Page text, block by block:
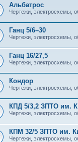
Альбатрос
Чертежи, электросхемы,
Ганц 5/6–30
Чертежи, электросхемы,
Ганц 16/27,5
Чертежи, электросхемы,
Кондор
Чертежи, электросхемы,
КПД 5/3,2 ЗПТО им.
Чертежи, электросхемы,
КПМ 32/5 ЗПТО им.
Чертежи, электросхемы,